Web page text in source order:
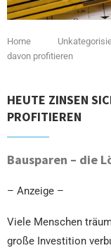
Home
davon profitieren
HEUTE ZINSEN
PROFITIEREN
Bausparen – die
– Anzeige –
Viele Menschen
große Investition